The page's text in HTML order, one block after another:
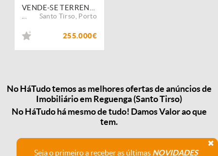
Santo Tirso Porto
255.000€
No HáTudo temos as melhores ofertas de anúncios de
Imobiliário em Reguenga (Santo Tirso)
No HáTudo há mesmo de tudo! Damos Valor ao que
tem.
Seja o primeiro a receber as últimas NOVIDADES